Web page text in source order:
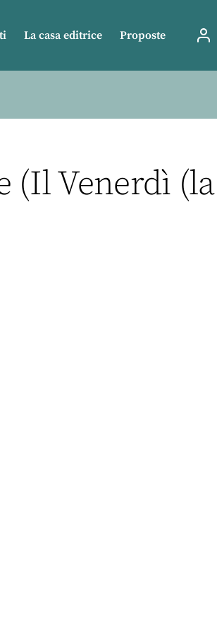
La casa editrice Proposte
(Il Venerdì (la